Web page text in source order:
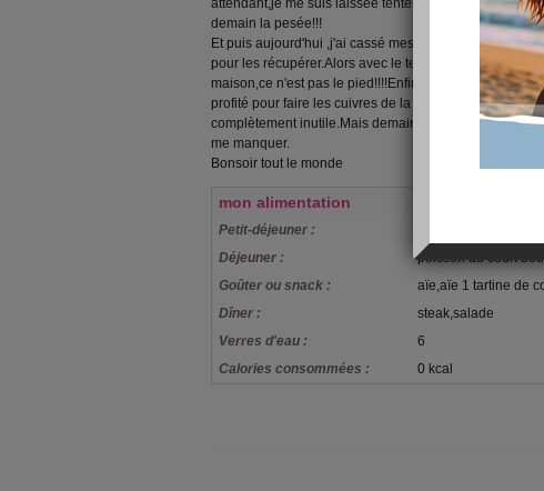
attendant,je me suis laissée tenter.C'est Bab qui va me
demain la pesée!!!
Et puis aujourd'hui ,j'ai cassé mes lunettes et il faut
pour les récupérer.Alors avec le temps qu'il fait ,les
maison,ce n'est pas le pied!!!!Enfin bon la journée n'a
profité pour faire les cuivres de la maison .La journée
complètement inutile.Mais demain sans lunettes,je ne
me manquer.
Bonsoir tout le monde
mon alimentation
Petit-déjeuner :
Déjeuner :
poisson au court
Goûter ou snack :
aïe,aïe 1 tartine de
Dîner :
steak,salade
Verres d'eau :
6
Calories consommées :
0 kcal